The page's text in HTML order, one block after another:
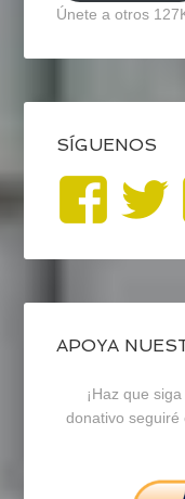
Únete a otros
SÍGUENOS
Ver
de
en
APOYA
¡Haz que
donativo seguiré